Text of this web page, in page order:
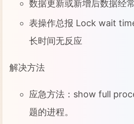
数据更新或新增后数据经
表操作总报 Lock wait
长时间无反应
解决方法
应急方法：show full
题的进程。